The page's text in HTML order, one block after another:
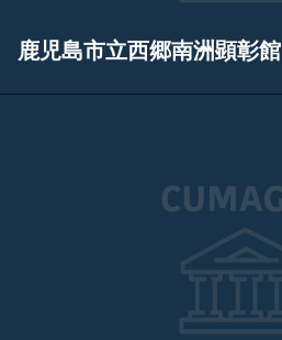
鹿児島市立西郷南洲顕彰館